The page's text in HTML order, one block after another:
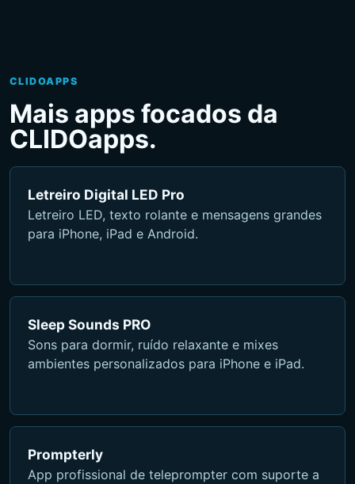
CLIDOAPPS
Mais apps focados da
CLIDOapps.
Letreiro Digital LED Pro
Letreiro LED, texto rolante e mensagens grandes
para iPhone, iPad e Android.
Sleep Sounds PRO
Sons para dormir, ruído relaxante e mixes
ambientes personalizados para iPhone e iPad.
Prompterly
App profissional de teleprompter com suporte a